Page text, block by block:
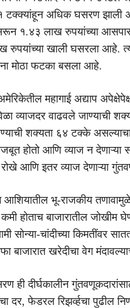
१ टक्क्यांहून अधिक घसरण झाली
१.४३ लाख रुपयांच्या आसपास
रुपयांच्या खाली घसरला आहे.
मोठा फटका बसला आहे.
महागाई अद्याप
व्याजदर वाढवले जाण्याची
शक्यता ६४ टक्के
होतो आणि व्याज न देणाऱ्या
आणि इतर व्याज देणाऱ्या
आशियातील भू-राजकीय
होताच बाजारातील जोखीम
सोन्या-चांदीच्या किमतींवर
बाजारात खरेदीचा वेग
ही दीर्घकालीन
दर, फेडरल रिझर्व्हचा पुढील